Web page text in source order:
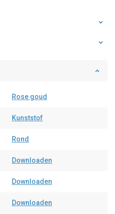
Rose goud
Kunststof
Rond
Downloaden
Downloaden
Downloaden